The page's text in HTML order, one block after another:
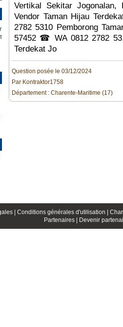
Vertikal Sekitar
Vendor Taman Hijau
2782 5310 Pemborong
57452 ☎ WA 0812 2782
Terdekat Jo
Question posée le 03/12/2024
Par Kontraktor1758
Département : Charente-Maritime (17)
| Conditions générales d'utilisation |
Partenaires |
Devenir